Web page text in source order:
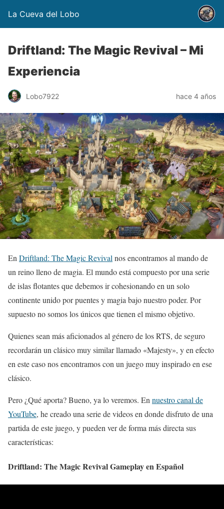
La Cueva del Lobo
Driftland: The Magic Revival – Mi
Experiencia
Lobo7922 hace 4 años
En Driftland: The Magic Revival nos encontramos al mando de
un reino lleno de magia. El mundo está compuesto por una serie
de islas flotantes que debemos ir cohesionando en un solo
continente unido por puentes y magia bajo nuestro poder. Por
supuesto no somos los únicos que tienen el mismo objetivo.
Quienes sean más aficionados al género de los RTS, de seguro
recordarán un clásico muy similar llamado «Majesty», y en efecto
en este caso nos encontramos con un juego muy inspirado en ese
clásico.
Pero ¿Qué aporta? Bueno, ya lo veremos. En nuestro canal de
YouTube, he creado una serie de videos en donde disfruto de una
partida de este juego, y pueden ver de forma más directa sus
características:
Driftland: The Magic Revival Gameplay en Español